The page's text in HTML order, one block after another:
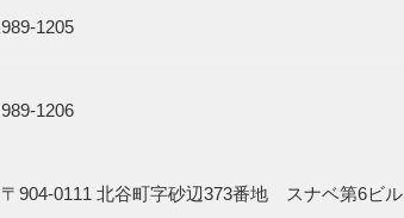
989-1205
989-1206
〒904-0111 北谷町字砂辺373番地 スナベ第6ビル